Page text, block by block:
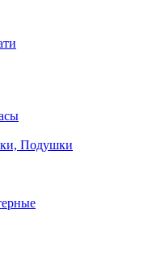
Подушки